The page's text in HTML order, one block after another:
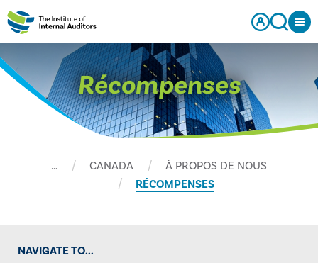
Récompenses
… CANADA
À PROPOS DE NOUS
RÉCOMPENSES
NAVIGATE TO...